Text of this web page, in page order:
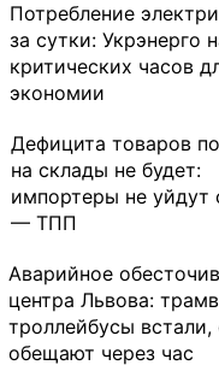
Потребление
за сутки: Укрэнерго
критических часов
экономии
Дефицита товаров
на склады не будет:
импортеры не уйдут
— ТПП
Аварийное
центра Львова:
троллейбусы встали,
обещают через час